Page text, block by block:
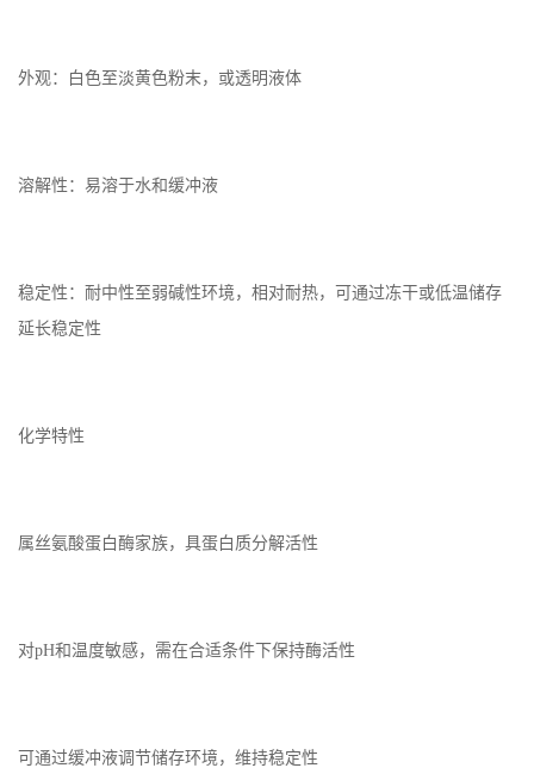
外观：白色至淡黄色粉末，或透明液体
溶解性：易溶于水和缓冲液
稳定性：耐中性至弱碱性环境，相对耐热，可通过冻干或低温储存
延长稳定性
化学特性
属丝氨酸蛋白酶家族，具蛋白质分解活性
对pH和温度敏感，需在合适条件下保持酶活性
可通过缓冲液调节储存环境，维持稳定性